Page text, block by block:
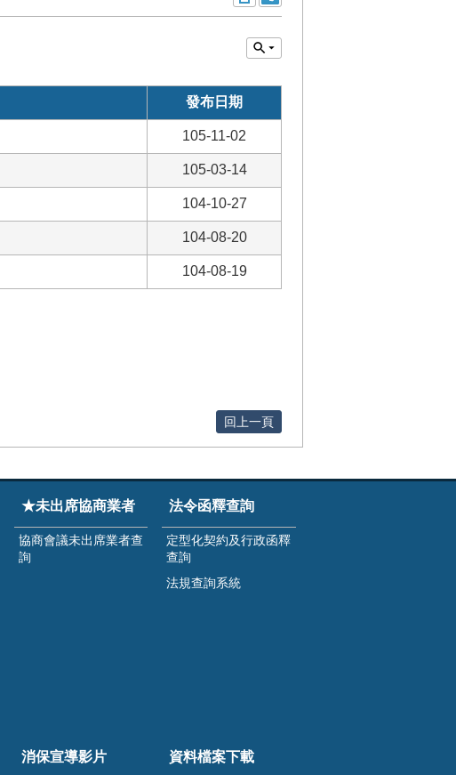
發布日期
105-11-02
105-03-14
104-10-27
104-08-20
104-08-19
回上一頁
★未出席協商業者
協商會議未出席業者查
詢
法令函釋查詢
定型化契約及行政函釋
查詢
法規查詢系統
消保宣導影片 資料檔案下載